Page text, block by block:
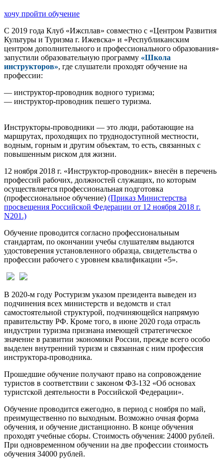
хочу пройти обучение
С 2019 года Клуб «Ижсплав» совместно с «Центром Развития
Культуры и Туризма г. Ижевска» и «Республиканским
центром дополнительного и профессионального образования»
запустили образовательную программу «Школа
инструкторов», где слушатели проходят обучение на
профессии:
— инструктор-проводник водного туризма;
— инструктор-проводник пешего туризма.
Инструкторы-проводники — это люди, работающие на
маршрутах, проходящих по труднодоступной местности,
водным, горным и другим объектам, то есть, связанных с
повышенным риском для жизни.
12 ноября 2018 г. «Инструктор-проводник» внесён в перечень
профессий рабочих, должностей служащих, по которым
осуществляется профессиональная подготовка
(профессиональное обучение) (Приказ Министерства
просвещения Российской Федерации от 12 ноября 2018 г.
N201.)
Обучение проводится согласно профессиональным
стандартам, по окончании учебы слушателям выдаются
удостоверения установленного образца, свидетельства о
профессии рабочего с уровнем квалификации «5».
В 2020-м году Ростуризм указом президента выведен из
подчинения всех министерств и ведомств и стал
самостоятельной структурой, подчиняющейся напрямую
правительству РФ. Кроме того, в июне 2020 года отрасль
индустрии туризма признана имеющей стратегическое
значение в развитии экономики России, прежде всего особо
выделен внутренний туризм и связанная с ним профессия
инструктора-проводника.
Прошедшие обучение получают право на сопровождение
туристов в соответствии с законом ФЗ-132 «Об основах
туристской деятельности в Российской Федерации».
Обучение проводится ежегодно, в период с ноября по май,
преимущественно по выходным. Возможно очная форма
обучения, и обучение дистанционно. В конце обучения
проходят учебные сборы. Стоимость обучения: 24000 рублей.
При одновременном обучении на две профессии стоимость
обучения 34000 рублей.